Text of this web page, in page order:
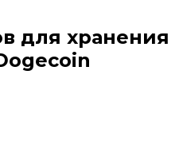
для хранения